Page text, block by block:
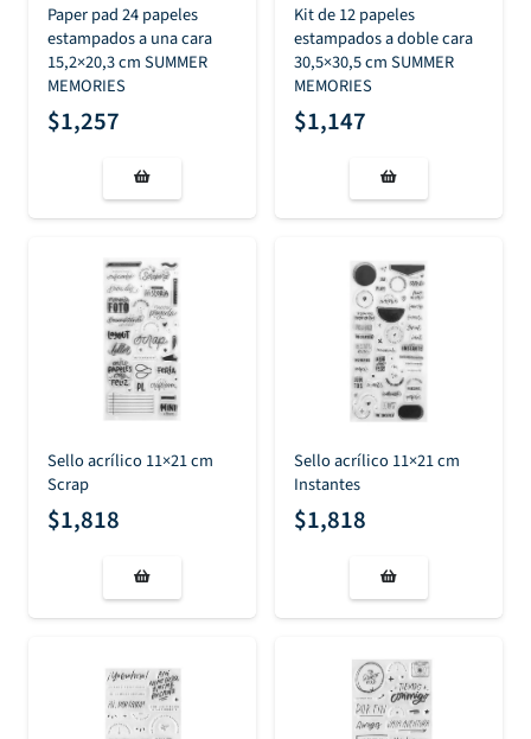
Paper pad 24 papeles
estampados a una cara
15,2×20,3 cm SUMMER
MEMORIES
$1,257
Kit de 12 papeles
estampados a doble cara
30,5×30,5 cm SUMMER
MEMORIES
$1,147
Sello acrílico 11×21 cm
Scrap
$1,818
Sello acrílico 11×21 cm
Instantes
$1,818